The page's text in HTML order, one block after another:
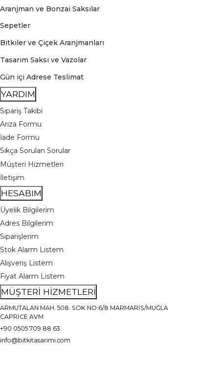
Aranjman ve Bonzai Saksılar
Sepetler
Bitkiler ve Çiçek Aranjmanları
Tasarım Saksı ve Vazolar
Gün içi Adrese Teslimat
YARDIM
Sipariş Takibi
Arıza Formu
İade Formu
Sıkça Sorulan Sorular
Müşteri Hizmetleri
İletişim
HESABIM
Üyelik Bilgilerim
Adres Bilgilerim
Siparişlerim
Stok Alarm Listem
Alışveriş Listem
Fiyat Alarm Listem
MÜŞTERİ HİZMETLERİ
ARMUTALAN MAH. 508. SOK NO:6/8 MARMARİS/MUĞLA
CAPRİCE AVM
+90 0505 709 88 63
info@bitkitasarimi.com